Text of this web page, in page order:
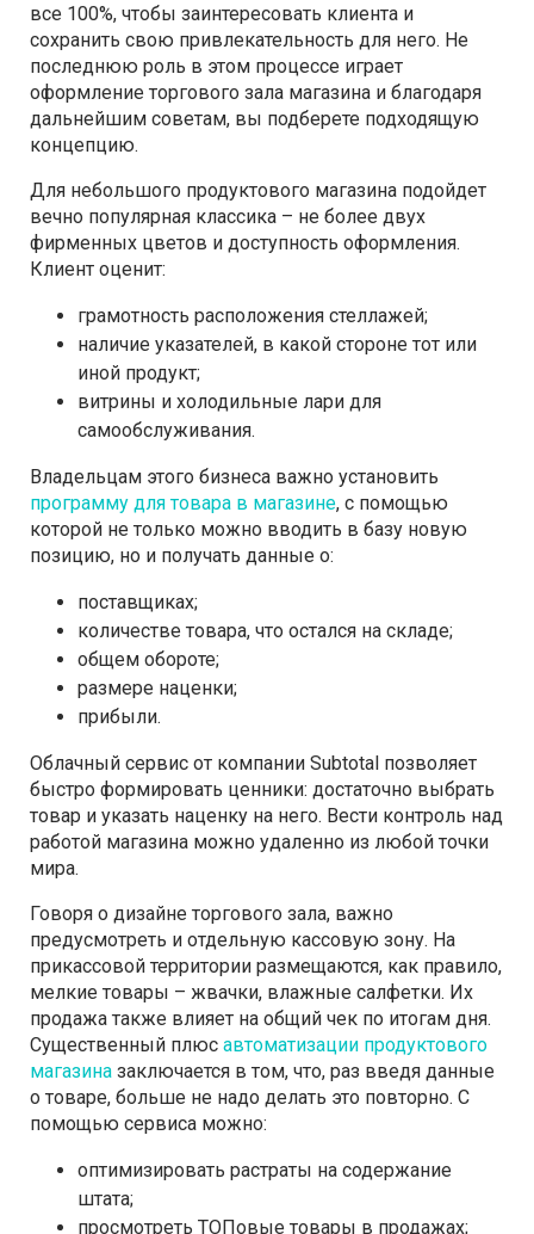
все 100%, чтобы заинтересовать клиента и
сохранить свою привлекательность для него. Не
последнюю роль в этом процессе играет
оформление торгового зала магазина и благодаря
дальнейшим советам, вы подберете подходящую
концепцию.
Для небольшого продуктового магазина подойдет
вечно популярная классика – не более двух
фирменных цветов и доступность оформления.
Клиент оценит:
грамотность расположения стеллажей;
наличие указателей, в какой стороне тот или
иной продукт;
витрины и холодильные лари для
самообслуживания.
Владельцам этого бизнеса важно установить
программу для товара в магазине, с помощью
которой не только можно вводить в базу новую
позицию, но и получать данные о:
поставщиках;
количестве товара, что остался на складе;
общем обороте;
размере наценки;
прибыли.
Облачный сервис от компании Subtotal позволяет
быстро формировать ценники: достаточно выбрать
товар и указать наценку на него. Вести контроль над
работой магазина можно удаленно из любой точки
мира.
Говоря о дизайне торгового зала, важно
предусмотреть и отдельную кассовую зону. На
прикассовой территории размещаются, как правило,
мелкие товары – жвачки, влажные салфетки. Их
продажа также влияет на общий чек по итогам дня.
Существенный плюс автоматизации продуктового
магазина заключается в том, что, раз введя данные
о товаре, больше не надо делать это повторно. С
помощью сервиса можно:
оптимизировать растраты на содержание
штата;
просмотреть ТОПовые товары в продажах;